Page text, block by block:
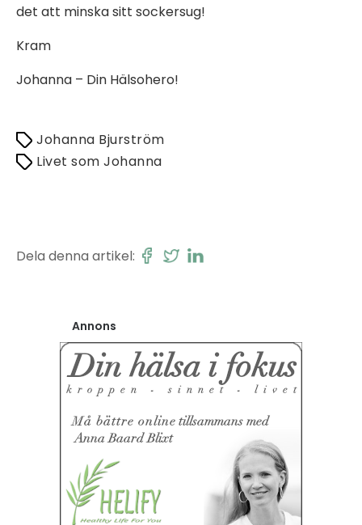
det att minska sitt sockersug!
Kram
Johanna – Din Hälsohero!
Johanna Bjurström
Livet som Johanna
Dela denna artikel:
Annons